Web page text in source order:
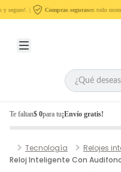
seguro!. | Compras segurasen todo
Te faltan$ 0para tu¡Envío gratis!
Tecnología Relojes
Reloj Inteligente Con